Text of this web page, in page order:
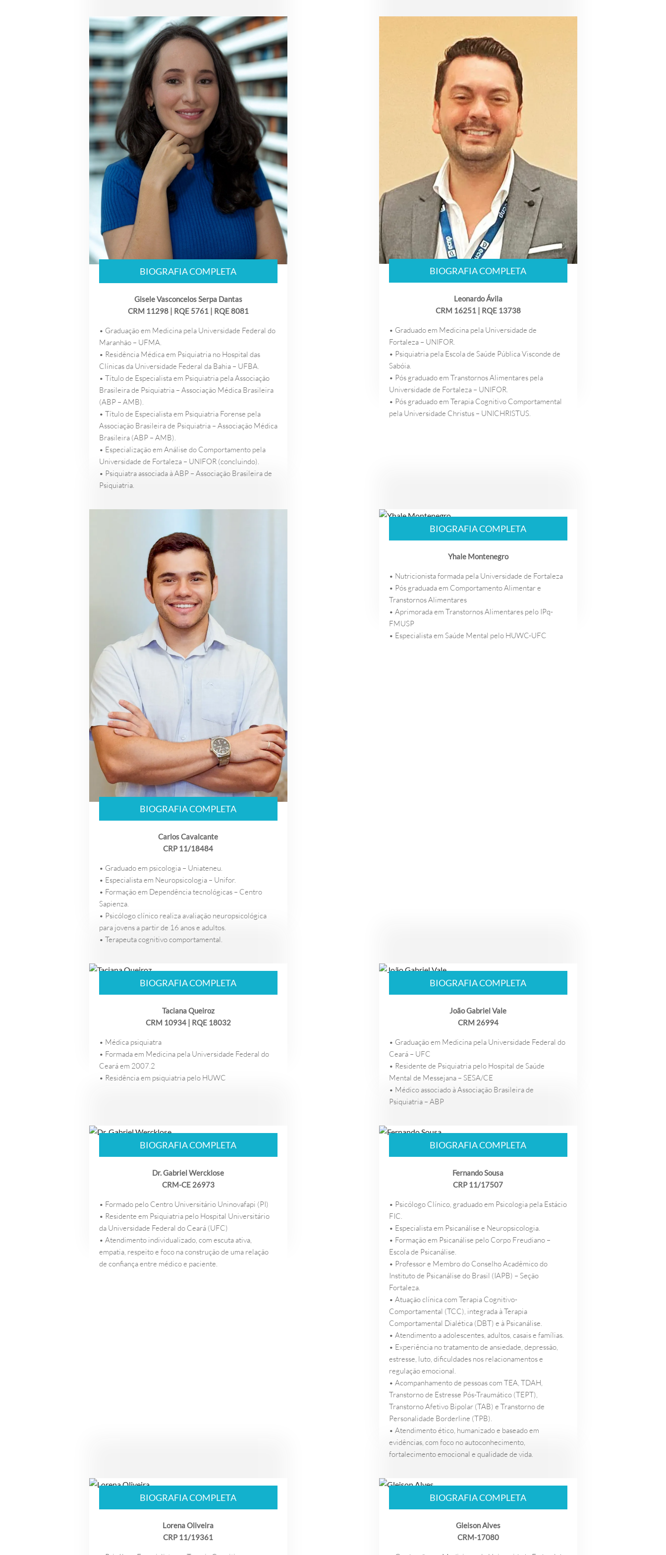
BIOGRAFIA COMPLETA
Gisele Vasconcelos Serpa Dantas
CRM 11298 | RQE 5761 | RQE 8081
• Graduação em Medicina pela Universidade Federal do
Maranhão – UFMA.
• Residência Médica em Psiquiatria no Hospital das
Clínicas da Universidade Federal da Bahia – UFBA.
• Título de Especialista em Psiquiatria pela Associação
Brasileira de Psiquiatria – Associação Médica Brasileira
(ABP – AMB).
• Título de Especialista em Psiquiatria Forense pela
Associação Brasileira de Psiquiatria – Associação Médica
Brasileira (ABP – AMB).
• Especialização em Análise do Comportamento pela
Universidade de Fortaleza – UNIFOR (concluindo).
• Psiquiatra associada à ABP – Associação Brasileira de
Psiquiatria.
BIOGRAFIA COMPLETA
Leonardo Ávila​
CRM 16251 | RQE 13738
• Graduado em Medicina pela Universidade de
Fortaleza – UNIFOR.
• Psiquiatria pela Escola de Saúde Pública Visconde de
Sabóia.
• Pós graduado em Transtornos Alimentares pela
Universidade de Fortaleza – UNIFOR.
• Pós graduado em Terapia Cognitivo Comportamental
pela Universidade Christus – UNICHRISTUS.
BIOGRAFIA COMPLETA
Carlos Cavalcante
CRP 11/18484
• Graduado em psicologia – Uniateneu.
• Especialista em Neuropsicologia – Unifor.
• Formação em Dependência tecnológicas – Centro
Sapienza.
• Psicólogo clínico realiza avaliação neuropsicológica
para jovens a partir de 16 anos e adultos.
• Terapeuta cognitivo comportamental.
BIOGRAFIA COMPLETA
Yhale Montenegro
• Nutricionista formada pela Universidade de Fortaleza
• Pós graduada em Comportamento Alimentar e
Transtornos Alimentares
• Aprimorada em Transtornos Alimentares pelo IPq-
FMUSP
• Especialista em Saúde Mental pelo HUWC-UFC
BIOGRAFIA COMPLETA
Taciana Queiroz
CRM 10934 | RQE 18032
• Médica psiquiatra
• Formada em Medicina pela Universidade Federal do
Ceará em 2007.2
• Residência em psiquiatria pelo HUWC
BIOGRAFIA COMPLETA
João Gabriel Vale
CRM 26994
• Graduação em Medicina pela Universidade Federal do
Ceará – UFC
• Residente de Psiquiatria pelo Hospital de Saúde
Mental de Messejana – SESA/CE
• Médico associado à Associação Brasileira de
Psiquiatria – ABP
BIOGRAFIA COMPLETA
Dr. Gabriel Wercklose
CRM-CE 26973
• Formado pelo Centro Universitário Uninovafapi (PI)
• Residente em Psiquiatria pelo Hospital Universitário
da Universidade Federal do Ceará (UFC)
• Atendimento individualizado, com escuta ativa,
empatia, respeito e foco na construção de uma relação
de confiança entre médico e paciente.
BIOGRAFIA COMPLETA
Fernando Sousa
CRP 11/17507
• Psicólogo Clínico, graduado em Psicologia pela Estácio
FIC.
• Especialista em Psicanálise e Neuropsicologia.
• Formação em Psicanálise pelo Corpo Freudiano –
Escola de Psicanálise.
• Professor e Membro do Conselho Acadêmico do
Instituto de Psicanálise do Brasil (IAPB) – Seção
Fortaleza.
• Atuação clínica com Terapia Cognitivo-
Comportamental (TCC), integrada à Terapia
Comportamental Dialética (DBT) e à Psicanálise.
• Atendimento a adolescentes, adultos, casais e famílias.
• Experiência no tratamento de ansiedade, depressão,
estresse, luto, dificuldades nos relacionamentos e
regulação emocional.
• Acompanhamento de pessoas com TEA, TDAH,
Transtorno de Estresse Pós-Traumático (TEPT),
Transtorno Afetivo Bipolar (TAB) e Transtorno de
Personalidade Borderline (TPB).
• Atendimento ético, humanizado e baseado em
evidências, com foco no autoconhecimento,
fortalecimento emocional e qualidade de vida.
BIOGRAFIA COMPLETA
Lorena Oliveira
CRP 11/19361
BIOGRAFIA COMPLETA
Gleison Alves
CRM-17080